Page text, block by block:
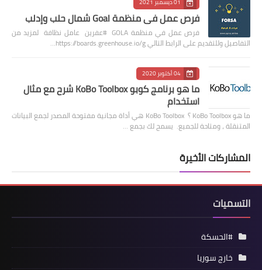
فرص عمل في منظمة Goal شمال حلب وإدلب
فرص عمل في منظمة GOLA #عفرين عامل نظافة لمزيد من
التفاصيل وللتقديم على الرابط التالي https://boards.greenhouse.io/g…
04 أكتوبر 2020
ما هو برنامج كوبو KoBo Toolbox شرح مع مثال
استخدام
ما هو KoBo Toolbox ؟ KoBo Toolbox هي أداة مجانية مفتوحة المصدر لجمع البيانات
المتنقلة ، ومتاحة للجميع. يسمح لك بجمع …
المشاركات الأخيرة
التسميات
#الحسكة
خارج سوريا